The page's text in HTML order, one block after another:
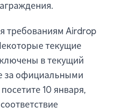
требованиям Airdrop
текущие
в текущий
за официальными
10 января,